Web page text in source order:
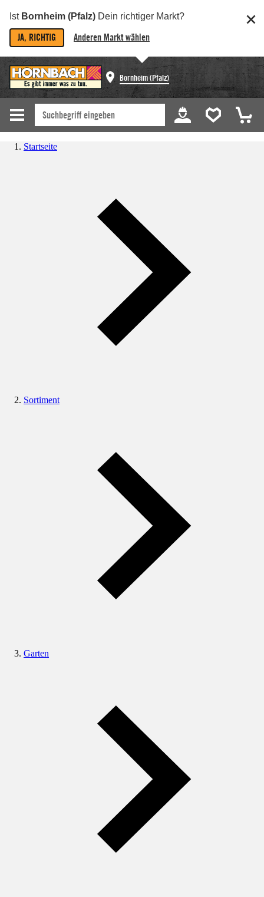
Ist Bornheim (Pfalz) Dein richtiger Markt?
JA, RICHTIG Anderen Markt wählen
Bornheim (Pfalz)
Startseite
Sortiment
Garten